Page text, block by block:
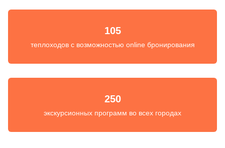
105
теплоходов с возможностью online бронирования
250
экскурсионных программ во всех городах